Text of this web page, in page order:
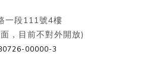
一段111號4樓
，目前不對外開放)
00000-3